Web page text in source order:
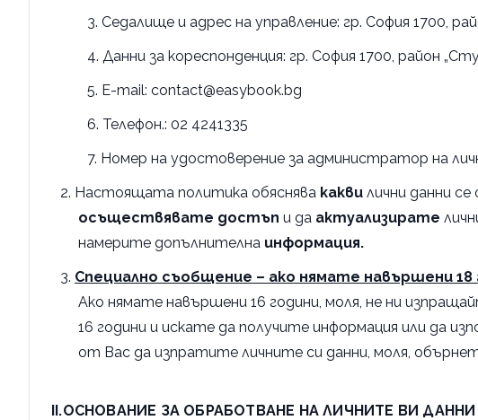
Седалище и адрес на управление: гр. София 1700,
Данни за кореспонденция: гр. София 1700, район
E-mail: contact@easybook.bg
Телефон.: 02 4241335
Номер на удостоверение за администратор на
Настоящата политика обяснява какви лични данни
осъществявате достъп и да актуализирате
намерите допълнителна информация.
Специално съобщение – ако нямате навършени
Ако нямате навършени 16 години, моля, не ни
16 години и искате да получите информация или да
от Вас да изпратите личните си данни, моля,
II.ОСНОВАНИЕ ЗА ОБРАБОТВАНЕ НА ЛИЧНИТЕ ВИ ДАННИ